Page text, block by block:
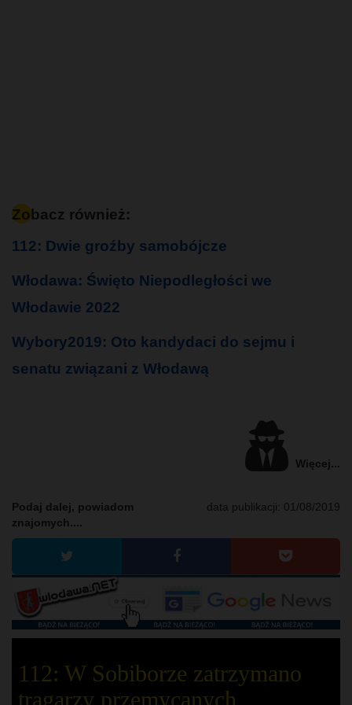
Zobacz również:
112: Dwie groźby samobójcze
Włodawa: Święto Niepodległości we
Włodawie 2022
Wybory2019: Oto kandydaci do sejmu i
senatu związani z Włodawą
Więcej...
data publikacji: 01/08/2019
Podaj dalej, powiadom
znajomych....
112: W Sobiborze zatrzymano
tragarzy przemycanych